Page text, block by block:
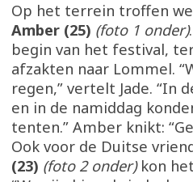
Op het terrein troffen we
Amber (25) (foto 1 onder)
begin van het festival,
afzakten naar Lommel.
regen,” vertelt Jade. “In
en in de namiddag
tenten.” Amber knikt:
Ook voor de Duitse
(23) (foto 2 onder)kon